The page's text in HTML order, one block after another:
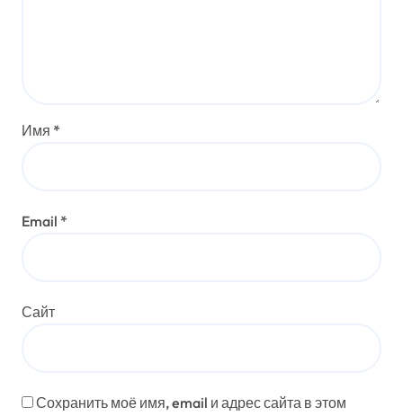
Имя *
Email *
Сайт
Сохранить моё имя, email и адрес сайта в этом